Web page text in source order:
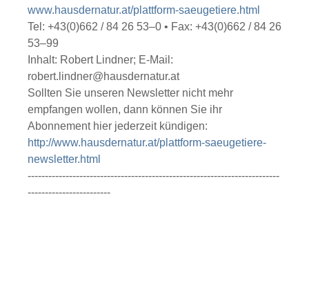
www.hausdernatur.at/plattform-saeugetiere.html
Tel: +43(0)662 / 84 26 53–0 • Fax: +43(0)662 / 84 26
53–99
Inhalt: Robert Lindner; E-Mail:
robert.lindner@hausdernatur.at
Sollten Sie unseren Newsletter nicht mehr
empfangen wollen, dann können Sie ihr
Abonnement hier jederzeit kündigen:
http://www.hausdernatur.at/plattform-saeugetiere-
newsletter.html
-------------------------------------------------------------------------
------------------------